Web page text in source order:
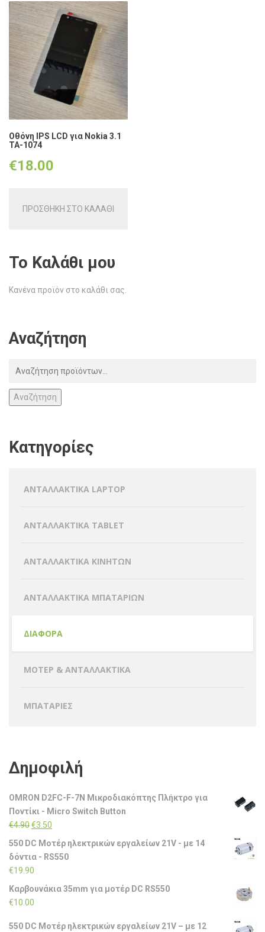
Οθόνη IPS LCD για Nokia 3.1
TA-1074
€18.00
ΠΡΟΣΘΗΚΗ ΣΤΟ ΚΑΛΑΘΙ
Το Καλάθι μου
Κανένα προϊόν στο καλάθι σας.
Αναζήτηση
Αναζήτηση
Κατηγορίες
ΑΝΤΑΛΛΑΚΤΙΚΑ LAPTOP
ΑΝΤΑΛΛΑΚΤΙΚΑ TABLET
ΑΝΤΑΛΛΑΚΤΙΚΑ ΚΙΝΗΤΩΝ
ΑΝΤΑΛΛΑΚΤΙΚΑ ΜΠΑΤΑΡΙΩΝ
ΔΙΑΦΟΡΑ
ΜΟΤΕΡ & ΑΝΤΑΛΛΑΚΤΙΚΑ
ΜΠΑΤΑΡΙΕΣ
Δημοφιλή
OMRON D2FC-F-7N Μικροδιακόπτης Πλήκτρο για
Ποντίκι - Micro Switch Button
€4.90Original
price
was:
€4.90.
€3.50
τρέχουσα
τιμή
550 DC Μοτέρ ηλεκτρικών εργαλείων 21V - με 14
δόντια - RS550
€19.90
Καρβουνάκια 35mm για μοτέρ DC RS550
€10.00
550 DC Μοτέρ ηλεκτρικών εργαλείων 21V – με 12